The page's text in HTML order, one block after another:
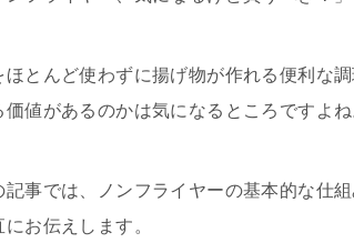
ほとんど使わずに揚げ物が作れる便利な
価値があるのかは気になるところですよね
記事では、ノンフライヤーの基本的な仕
にお伝えします。